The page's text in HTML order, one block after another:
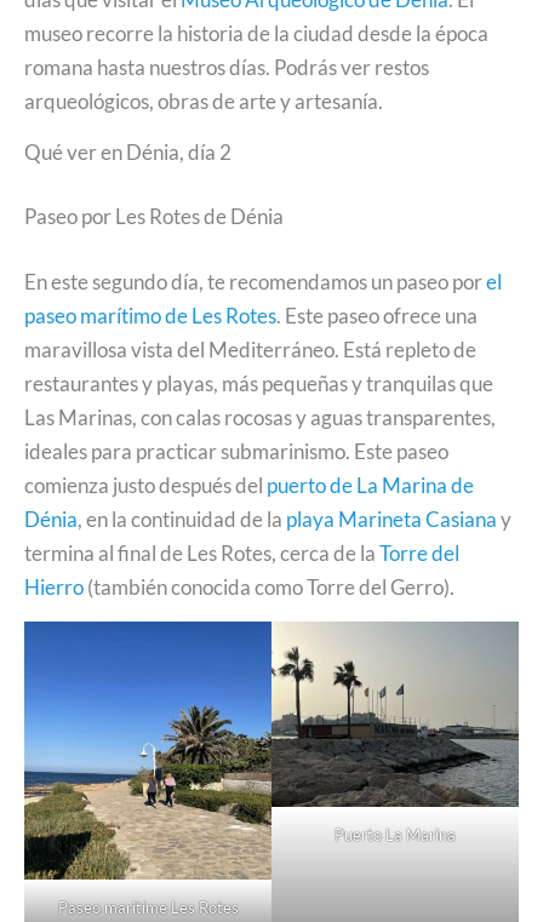
museo recorre la historia de la ciudad desde la época
romana hasta nuestros días. Podrás ver restos
arqueológicos, obras de arte y artesanía.
Qué ver en Dénia, día 2
Paseo por Les Rotes de Dénia
En este segundo día, te recomendamos un paseo porel
paseo marítimo de Les Rotes. Este paseo ofrece una
maravillosa vista del Mediterráneo. Está repleto de
restaurantes y playas, más pequeñas y tranquilas que
Las Marinas, con calas rocosas y aguas transparentes,
ideales para practicar submarinismo. Este paseo
comienza justo después del puerto de La Marina de
Dénia, en la continuidad de la playa Marineta Casianay
termina al final de Les Rotes, cerca de laTorre del
Hierro(también conocida como Torre del Gerro).
Paseo maritime Les Rotes
Puerto La Marina